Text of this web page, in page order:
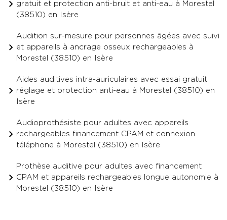
gratuit et protection anti-bruit et anti-eau à Morestel
(38510) en Isère
Audition sur-mesure pour personnes âgées avec suivi
et appareils à ancrage osseux rechargeables à
Morestel (38510) en Isère
Aides auditives intra-auriculaires avec essai gratuit
réglage et protection anti-eau à Morestel (38510) en
Isère
Audioprothésiste pour adultes avec appareils
rechargeables financement CPAM et connexion
téléphone à Morestel (38510) en Isère
Prothèse auditive pour adultes avec financement
CPAM et appareils rechargeables longue autonomie à
Morestel (38510) en Isère